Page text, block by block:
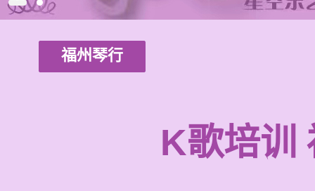
福州琴行
K歌培训